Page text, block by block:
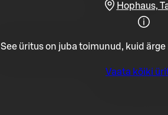
Hophaus,
See üritus on juba toimunud, kuid
Vaata kõiki